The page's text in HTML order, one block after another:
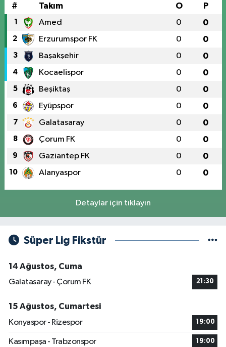
# Takım O P
1 Amed 0 0
2 Erzurumspor FK 0 0
3 Başakşehir 0 0
4 Kocaelispor 0 0
5 Beşiktaş 0 0
6 Eyüpspor 0 0
7 Galatasaray 0 0
8 Çorum FK 0 0
9 Gaziantep FK 0 0
10 Alanyaspor 0 0
Detaylar için tıklayın
Süper Lig Fikstür
14 Ağustos, Cuma
Galatasaray - Çorum FK
21:30
15 Ağustos, Cumartesi
Konyaspor - Rizespor
19:00
Kasımpaşa - Trabzonspor 19:00